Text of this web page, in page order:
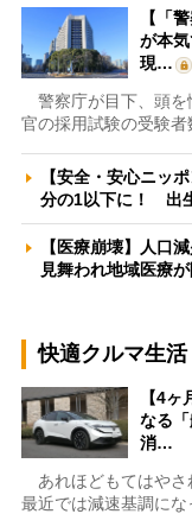
【「
が本
現…
警察庁が目下、頭を
官の採用試験の受験
【安全・安心ニッ
分の1以下に！ 出
【医療崩壊】人口
見舞われ地域医療
快適クルマ生
【4
なる
消…
あれほどもてはやさ
最近では減速基調に